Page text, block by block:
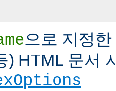
으로 지정
) HTML 문서